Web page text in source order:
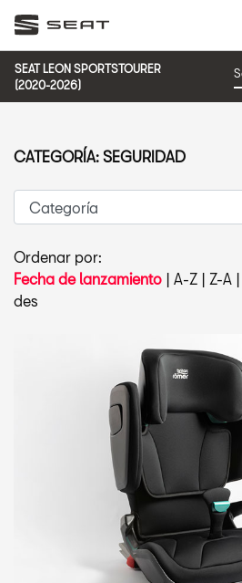
SEAT LEON SPORTSTOURER
(2020-2026)
Ordenar por:
Fecha de lanzamiento | A-Z | Z-A |
des
CATEGORÍA: SEGURIDAD